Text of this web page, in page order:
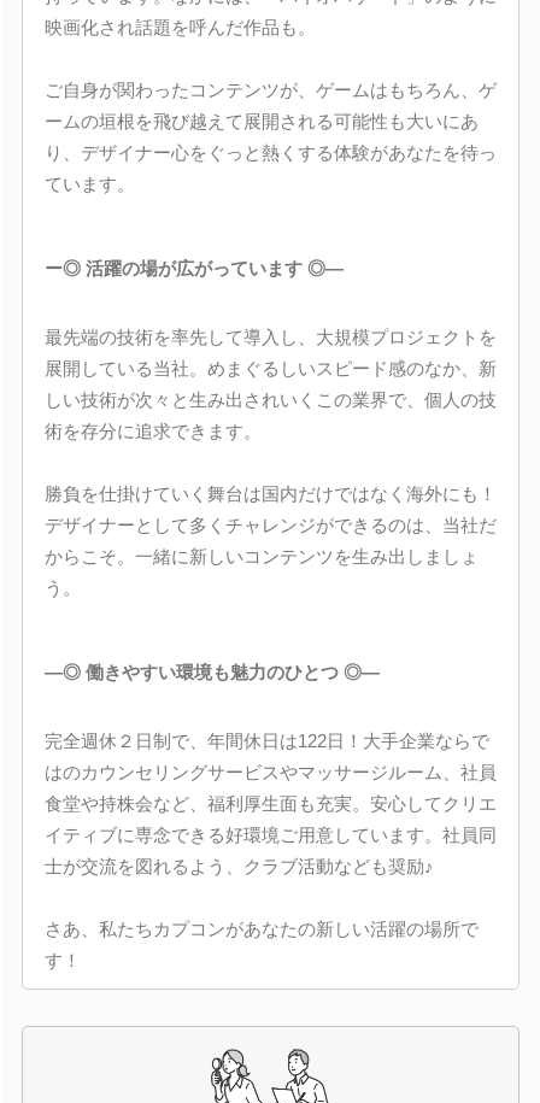
映画化され話題を呼んだ作品も。
ご自身が関わったコンテンツが、ゲームはもちろん、ゲ
ームの垣根を飛び越えて展開される可能性も大いにあ
り、デザイナー心をぐっと熱くする体験があなたを待っ
ています。
ー◎ 活躍の場が広がっています ◎―
最先端の技術を率先して導入し、大規模プロジェクトを
展開している当社。めまぐるしいスピード感のなか、新
しい技術が次々と生み出されいくこの業界で、個人の技
術を存分に追求できます。
勝負を仕掛けていく舞台は国内だけではなく海外にも！
デザイナーとして多くチャレンジができるのは、当社だ
からこそ。一緒に新しいコンテンツを生み出しましょ
う。
―◎ 働きやすい環境も魅力のひとつ ◎―
完全週休２日制で、年間休日は122日！大手企業ならで
はのカウンセリングサービスやマッサージルーム、社員
食堂や持株会など、福利厚生面も充実。安心してクリエ
イティブに専念できる好環境ご用意しています。社員同
士が交流を図れるよう、クラブ活動なども奨励♪
さあ、私たちカプコンがあなたの新しい活躍の場所で
す！